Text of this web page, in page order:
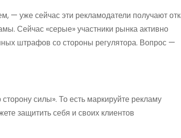
— уже сейчас эти рекламодатели получают
Сейчас «серые» участники рынка активно
штрафов со стороны регулятора. Вопрос —
силы». То есть маркируйте рекламу
защитить себя и своих клиентов